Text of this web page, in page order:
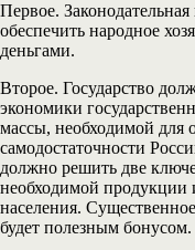
Первое.
обеспечить народное
деньгами.
Второе. Государство
экономики
массы, необходимой для
самодостаточности
должно решить две
необходимой продукции
населения.
будет полезным бонусом.